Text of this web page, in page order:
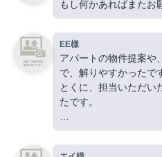
もし何かあればまたお
EE様
アパートの物件提案や
で、解りやすかったで
とくに、担当いただい
たです。
ありがとうございまし